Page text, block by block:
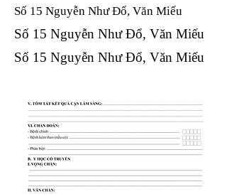
Số 15 Nguyễn Như Đổ, Văn Miếu​​​​
Số 15 Nguyễn Như Đổ, Văn Miếu​​​​
Số 15 Nguyễn Như Đổ, Văn Miếu​​​​